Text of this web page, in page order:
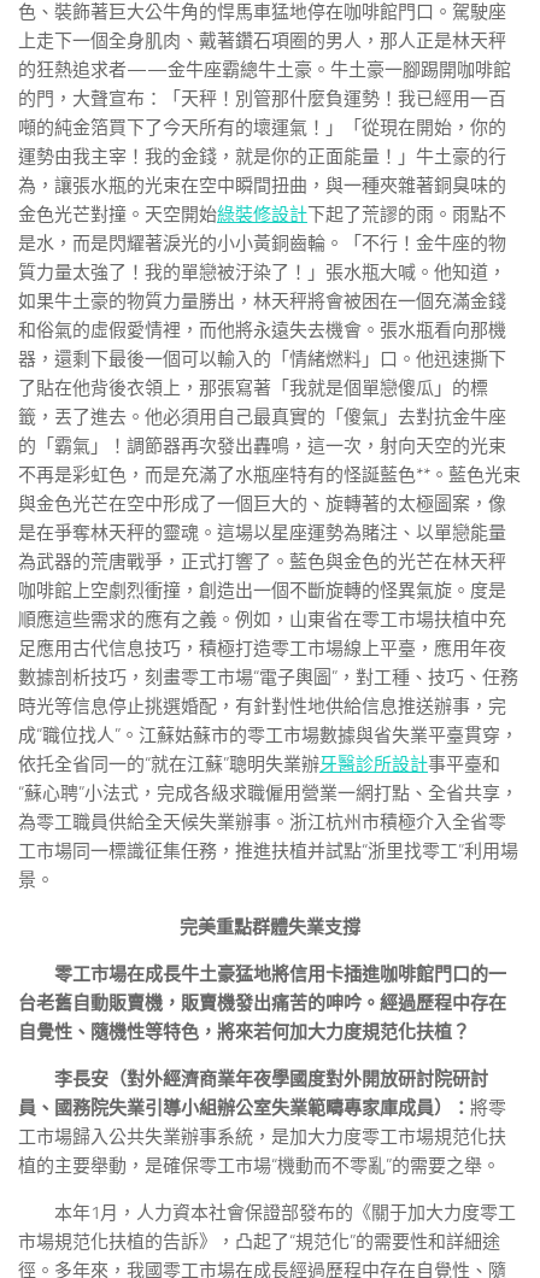
色、裝飾著巨大公牛角的悍馬車猛地停在咖啡館門口。駕駛座
上走下一個全身肌肉、戴著鑽石項圈的男人，那人正是林天秤
的狂熱追求者——金牛座霸總牛土豪。牛土豪一腳踢開咖啡館
的門，大聲宣布：「天秤！別管那什麼負運勢！我已經用一百
噸的純金箔買下了今天所有的壞運氣！」「從現在開始，你的
運勢由我主宰！我的金錢，就是你的正面能量！」牛土豪的行
為，讓張水瓶的光束在空中瞬間扭曲，與一種夾雜著銅臭味的
金色光芒對撞。天空開始綠裝修設計下起了荒謬的雨。雨點不
是水，而是閃耀著淚光的小小黃銅齒輪。「不行！金牛座的物
質力量太強了！我的單戀被汙染了！」張水瓶大喊。他知道，
如果牛土豪的物質力量勝出，林天秤將會被困在一個充滿金錢
和俗氣的虛假愛情裡，而他將永遠失去機會。張水瓶看向那機
器，還剩下最後一個可以輸入的「情緒燃料」口。他迅速撕下
了貼在他背後衣領上，那張寫著「我就是個單戀傻瓜」的標
籤，丟了進去。他必須用自己最真實的「傻氣」去對抗金牛座
的「霸氣」！調節器再次發出轟鳴，這一次，射向天空的光束
不再是彩虹色，而是充滿了水瓶座特有的怪誕藍色**。藍色光束
與金色光芒在空中形成了一個巨大的、旋轉著的太極圖案，像
是在爭奪林天秤的靈魂。這場以星座運勢為賭注、以單戀能量
為武器的荒唐戰爭，正式打響了。藍色與金色的光芒在林天秤
咖啡館上空劇烈衝撞，創造出一個不斷旋轉的怪異氣旋。度是
順應這些需求的應有之義。例如，山東省在零工市場扶植中充
足應用古代信息技巧，積極打造零工市場線上平臺，應用年夜
數據剖析技巧，刻畫零工市場“電子輿圖”，對工種、技巧、任務
時光等信息停止挑選婚配，有針對性地供給信息推送辦事，完
成“職位找人”。江蘇姑蘇市的零工市場數據與省失業平臺貫穿，
依托全省同一的“就在江蘇”聰明失業辦牙醫診所設計事平臺和
“蘇心聘”小法式，完成各級求職僱用營業一網打點、全省共享，
為零工職員供給全天候失業辦事。浙江杭州市積極介入全省零
工市場同一標識征集任務，推進扶植并試點“浙里找零工”利用場
景。
完美重點群體失業支撐
零工市場在成長牛土豪猛地將信用卡插進咖啡館門口的一
台老舊自動販賣機，販賣機發出痛苦的呻吟。經過歷程中存在
自覺性、隨機性等特色，將來若何加大力度規范化扶植？
李長安（對外經濟商業年夜學國度對外開放研討院研討
員、國務院失業引導小組辦公室失業範疇專家庫成員）： 將零
工市場歸入公共失業辦事系統，是加大力度零工市場規范化扶
植的主要舉動，是確保零工市場“機動而不零亂”的需要之舉。
本年1月，人力資本社會保證部發布的《關于加大力度零工
市場規范化扶植的告訴》，凸起了“規范化”的需要性和詳細途
徑。多年來，我國零工市場在成長經過歷程中存在自覺性、隨